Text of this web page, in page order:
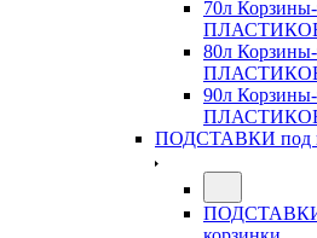
70л
80л
90л
ПОДСТАВКИ под
ПОДСТАВКИ